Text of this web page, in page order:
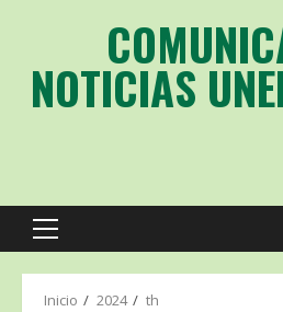
NOTICIAS
Menú
Inicio 2024 th